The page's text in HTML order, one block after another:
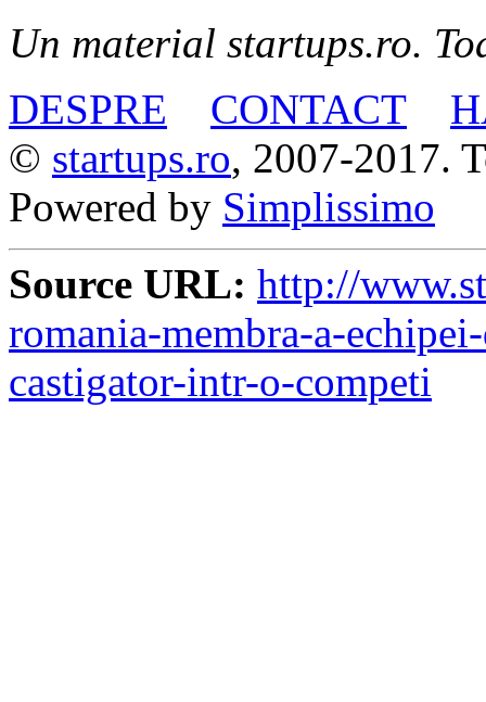
Un material startups.ro.
DESPRE
CONTACT
© startups.ro, 2007-2017.
Powered by Simplissimo
Source URL: http://
romania-membra-a-
castigator-intr-o-competi